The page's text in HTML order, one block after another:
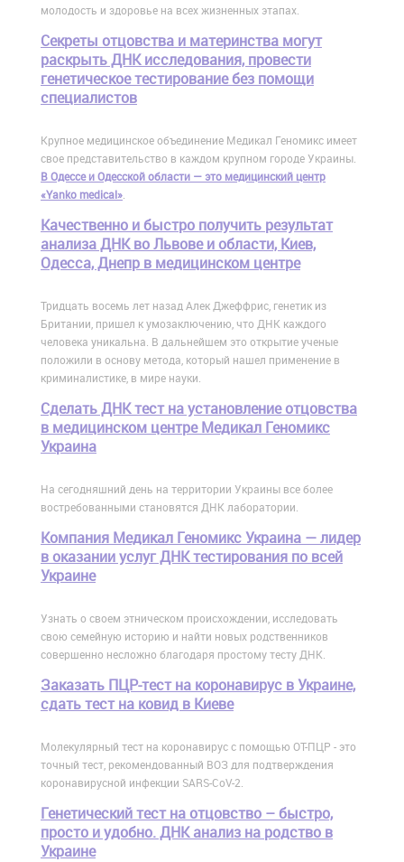
молодость и здоровье на всех жизненных этапах.
Cекреты отцовства и материнства могут
раскрыть ДНК исследования, провести
генетическое тестирование без помощи
специалистов
Крупное медицинское объединение Медикал Геномикс имеет
свое представительство в каждом крупном городе Украины.
В Одессе и Одесской области — это медицинский центр
«Yanko medical»
Качественно и быстро получить результат
анализа ДНК во Львове и области, Киев,
Одесса, Днепр в медицинском центре
Тридцать восемь лет назад Алек Джеффрис, генетик из
Британии, пришел к умозаключению, что ДНК каждого
человека уникальна. В дальнейшем это открытие ученые
положили в основу метода, который нашел применение в
криминалистике, в мире науки.
Сделать ДНК тест на установление отцовства
в медицинском центре Медикал Геномикс
Украина
На сегодняшний день на территории Украины все более
востребованными становятся ДНК лаборатории.
Компания Медикал Геномикс Украина — лидер
в оказании услуг ДНК тестирования по всей
Украине
Узнать о своем этническом происхождении, исследовать
свою семейную историю и найти новых родственников
совершенно несложно благодаря простому тесту ДНК.
Заказать ПЦР-тест на коронавирус в Украине,
сдать тест на ковид в Киеве
Молекулярный тест на коронавирус с помощью ОТ-ПЦР - это
точный тест, рекомендованный ВОЗ для подтверждения
коронавирусной инфекции SARS-CoV-2.
Генетический тест на отцовство – быстро,
просто и удобно. ДНК анализ на родство в
Украине